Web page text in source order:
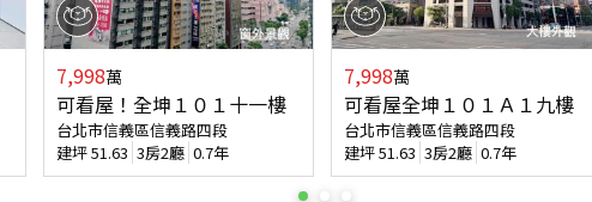
7,998萬
可看屋！全坤１０１十一樓
台北市信義區信義路四段
建坪51.63 3房2廳 0.7年
7,998萬
可看屋全坤１０１Ａ１九樓
台北市信義區信義路四段
建坪51.63 3房2廳 0.7年